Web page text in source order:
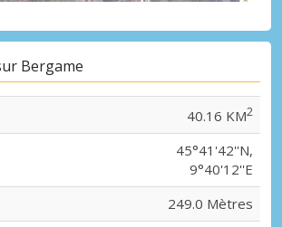
Bergame
40.16 KM2
45°41'42''N,
9°40'12''E
249.0 Mètres